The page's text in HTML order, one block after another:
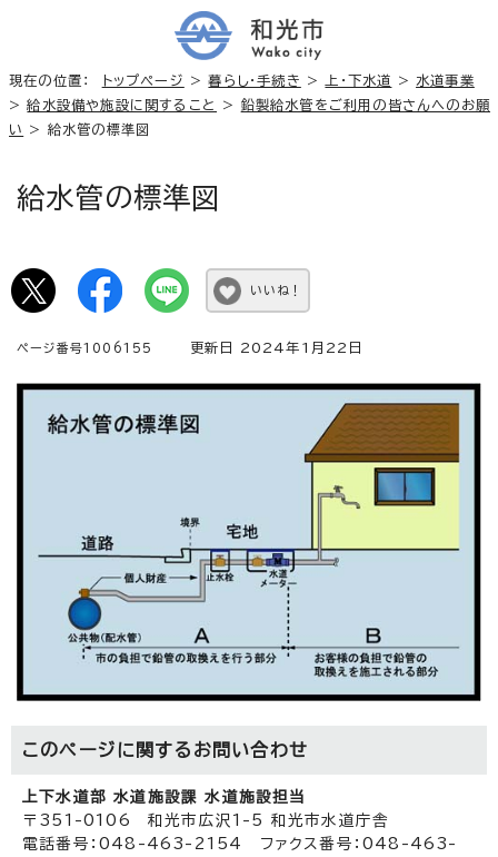
現在の位置： トップページ >暮らし・手続き > 上・下水道 > 水道事業
>給水設備や施設に関すること > 鉛製給水管をご利用の皆さんへのお願
い
> 給水管の標準図
給水管の標準図
いいね！
ページ番号1006155 更新日 2024年1月22日
このページに関する お問い合わせ
上下水道部 水道施設課 水道施設担当
〒351-0106 和光市広沢1-5 和光市水道庁舎
電話番号：048-463-2154 ファクス番号：048-463-